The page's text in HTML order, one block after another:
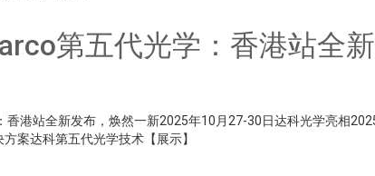
第五代光学：香港站全
香港站全新发布，焕然一新2025年10月27-30日达科光学亮相
案达科第五代光学技术【展示】